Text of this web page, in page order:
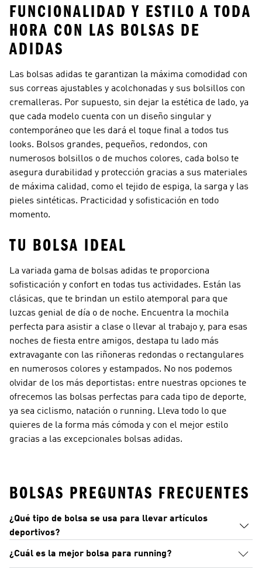
FUNCIONALIDAD Y ESTILO A TODA
HORA CON LAS BOLSAS DE
ADIDAS
Las bolsas adidas te garantizan la máxima comodidad con
sus correas ajustables y acolchonadas y sus bolsillos con
cremalleras. Por supuesto, sin dejar la estética de lado, ya
que cada modelo cuenta con un diseño singular y
contemporáneo que les dará el toque final a todos tus
looks. Bolsos grandes, pequeños, redondos, con
numerosos bolsillos o de muchos colores, cada bolso te
asegura durabilidad y protección gracias a sus materiales
de máxima calidad, como el tejido de espiga, la sarga y las
pieles sintéticas. Practicidad y sofisticación en todo
momento.
TU BOLSA IDEAL
La variada gama de bolsas adidas te proporciona
sofisticación y confort en todas tus actividades. Están las
clásicas, que te brindan un estilo atemporal para que
luzcas genial de día o de noche. Encuentra la mochila
perfecta para asistir a clase o llevar al trabajo y, para esas
noches de fiesta entre amigos, destapa tu lado más
extravagante con las riñoneras redondas o rectangulares
en numerosos colores y estampados. No nos podemos
olvidar de los más deportistas: entre nuestras opciones te
ofrecemos las bolsas perfectas para cada tipo de deporte,
ya sea ciclismo, natación o running. Lleva todo lo que
quieres de la forma más cómoda y con el mejor estilo
gracias a las excepcionales bolsas adidas.
BOLSAS PREGUNTAS FRECUENTES
¿Qué tipo de bolsa se usa para llevar artículos
deportivos?
¿Cuál es la mejor bolsa para running?